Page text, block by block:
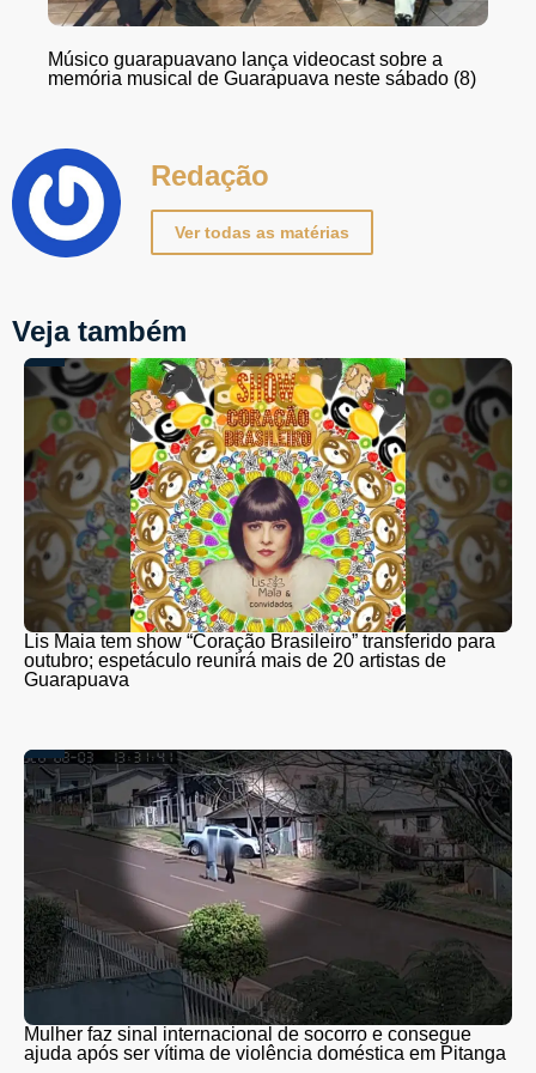
Músico guarapuavano lança videocast sobre a
memória musical de Guarapuava neste sábado (8)
Redação
Ver todas as matérias
Veja também
Lis Maia tem show “Coração Brasileiro” transferido para
outubro; espetáculo reunirá mais de 20 artistas de
Guarapuava
Mulher faz sinal internacional de socorro e consegue
ajuda após ser vítima de violência doméstica em Pitanga